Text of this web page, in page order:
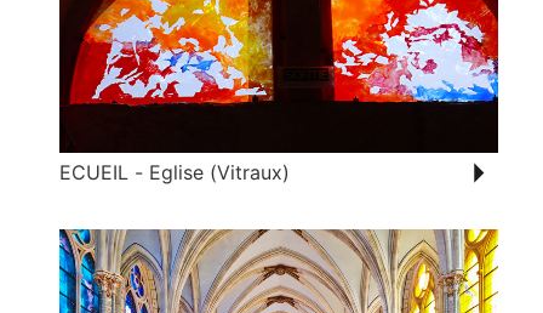
ECUEIL - Eglise (Vitraux)